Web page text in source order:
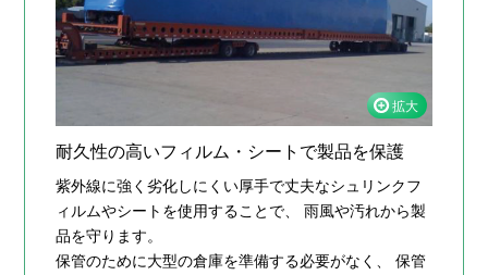
耐久性の高いフィルム・シートで製品を保護
紫外線に強く劣化しにくい厚手で丈夫なシュリンクフ
ィルムやシートを使用することで、 雨風や汚れから製
品を守ります。
保管のために大型の倉庫を準備する必要がなく、 保管